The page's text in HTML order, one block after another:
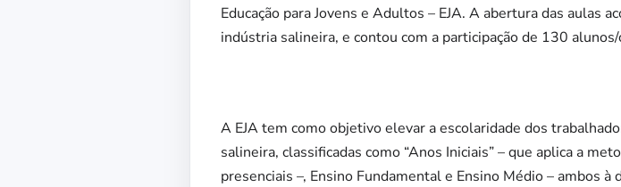
Educação para Jovens e Adultos – EJA. A abertura das aulas
indústria salineira, e contou com a participação de 130
A EJA tem como objetivo elevar a escolaridade dos
salineira, classificadas como “Anos Iniciais” – que aplica a
presenciais –, Ensino Fundamental e Ensino Médio – ambos